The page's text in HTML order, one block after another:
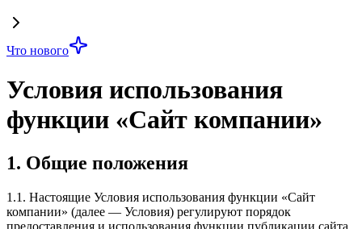
Что нового
Условия использования
функции «Сайт компании»
1. Общие положения
1.1. Настоящие Условия использования функции «Сайт
компании» (далее — Условия) регулируют порядок
предоставления и использования функции публикации сайта